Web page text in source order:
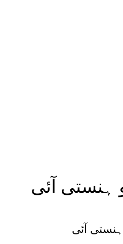
ہنستی آئی
آئی